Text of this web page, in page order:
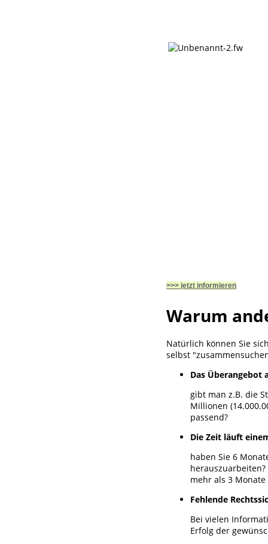
>>> jetzt informieren
Warum
Natürlich können Sie
selbst
Das Überangebot
gibt man z.B. die
Millionen
passend?
Die Zeit läuft
haben Sie 6
mehr als 3
Fehlende
Bei vielen
Erfolg der